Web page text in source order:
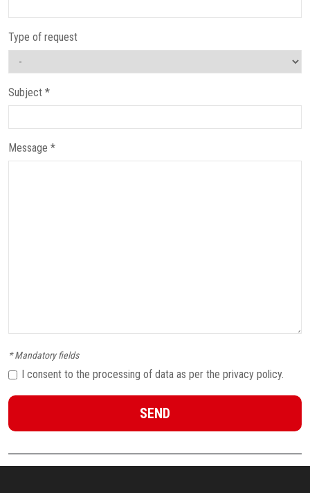
Type of request
Subject *
Message *
* Mandatory fields
I consent to the processing of data as per the privacy policy.